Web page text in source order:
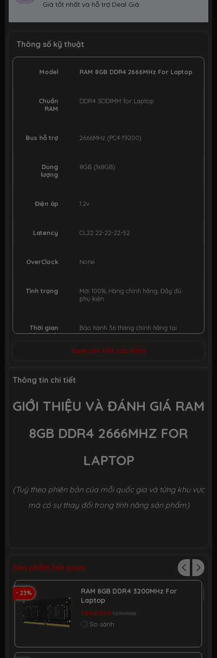
Giá tốt nhất và hỗ trợ Deal Giá.
Thông số kỹ thuật
Model RAM 8GB DDR4 2666MHz For Laptop
Chuẩn
RAM
DDR4 SODIMM for Laptop
Bus hỗ trợ 2666MHz (PC4-19200)
Dung
lượng
8GB (1x8GB)
Điện áp 1.2v
Latency CL22 22-22-22-52
OverClock None
Tình trạng
Mới 100%, Hàng chính hãng, Đầy đủ
phụ kiện
Thời gian
bảo hành
Bảo hành 36 tháng chính hãng tại
TTBH NPP toàn quốc
Xem chi tiết cấu hình
Thông tin chi tiết
GIỚI THIỆU VÀ ĐÁNH GIÁ RAM
8GB DDR4 2666MHZ FOR
LAPTOP
(Tuỳ theo phiên bản của mỗi quốc gia và từng khu vực
mà có sự thay đổi trong tính năng sản phẩm)
Sản phẩm liên quan
- 23%
RAM 8GB DDR4 3200MHz For
Laptop
990.000₫ 1.290.000₫
So sánh